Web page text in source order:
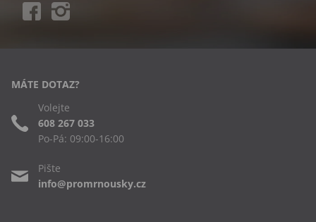
MÁTE DOTAZ?
Volejte
608 267 033
Po-Pá: 09:00-16:00
Pište
info@promrnousky.cz